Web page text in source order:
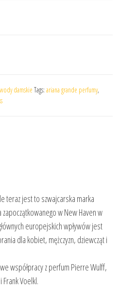
damskie Tags: ariana grande perfumy,
teraz jest to szwajcarska marka
w New Haven w
europejskich wpływów jest
dla kobiet, mężczyzn, dziewcząt i
współpracy z perfum Pierre Wulff,
Voelkl.